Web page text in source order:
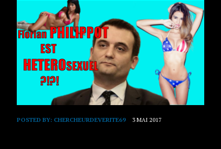
POSTED BY: CHERCHEURDEVERITE69 3 MAI 2017